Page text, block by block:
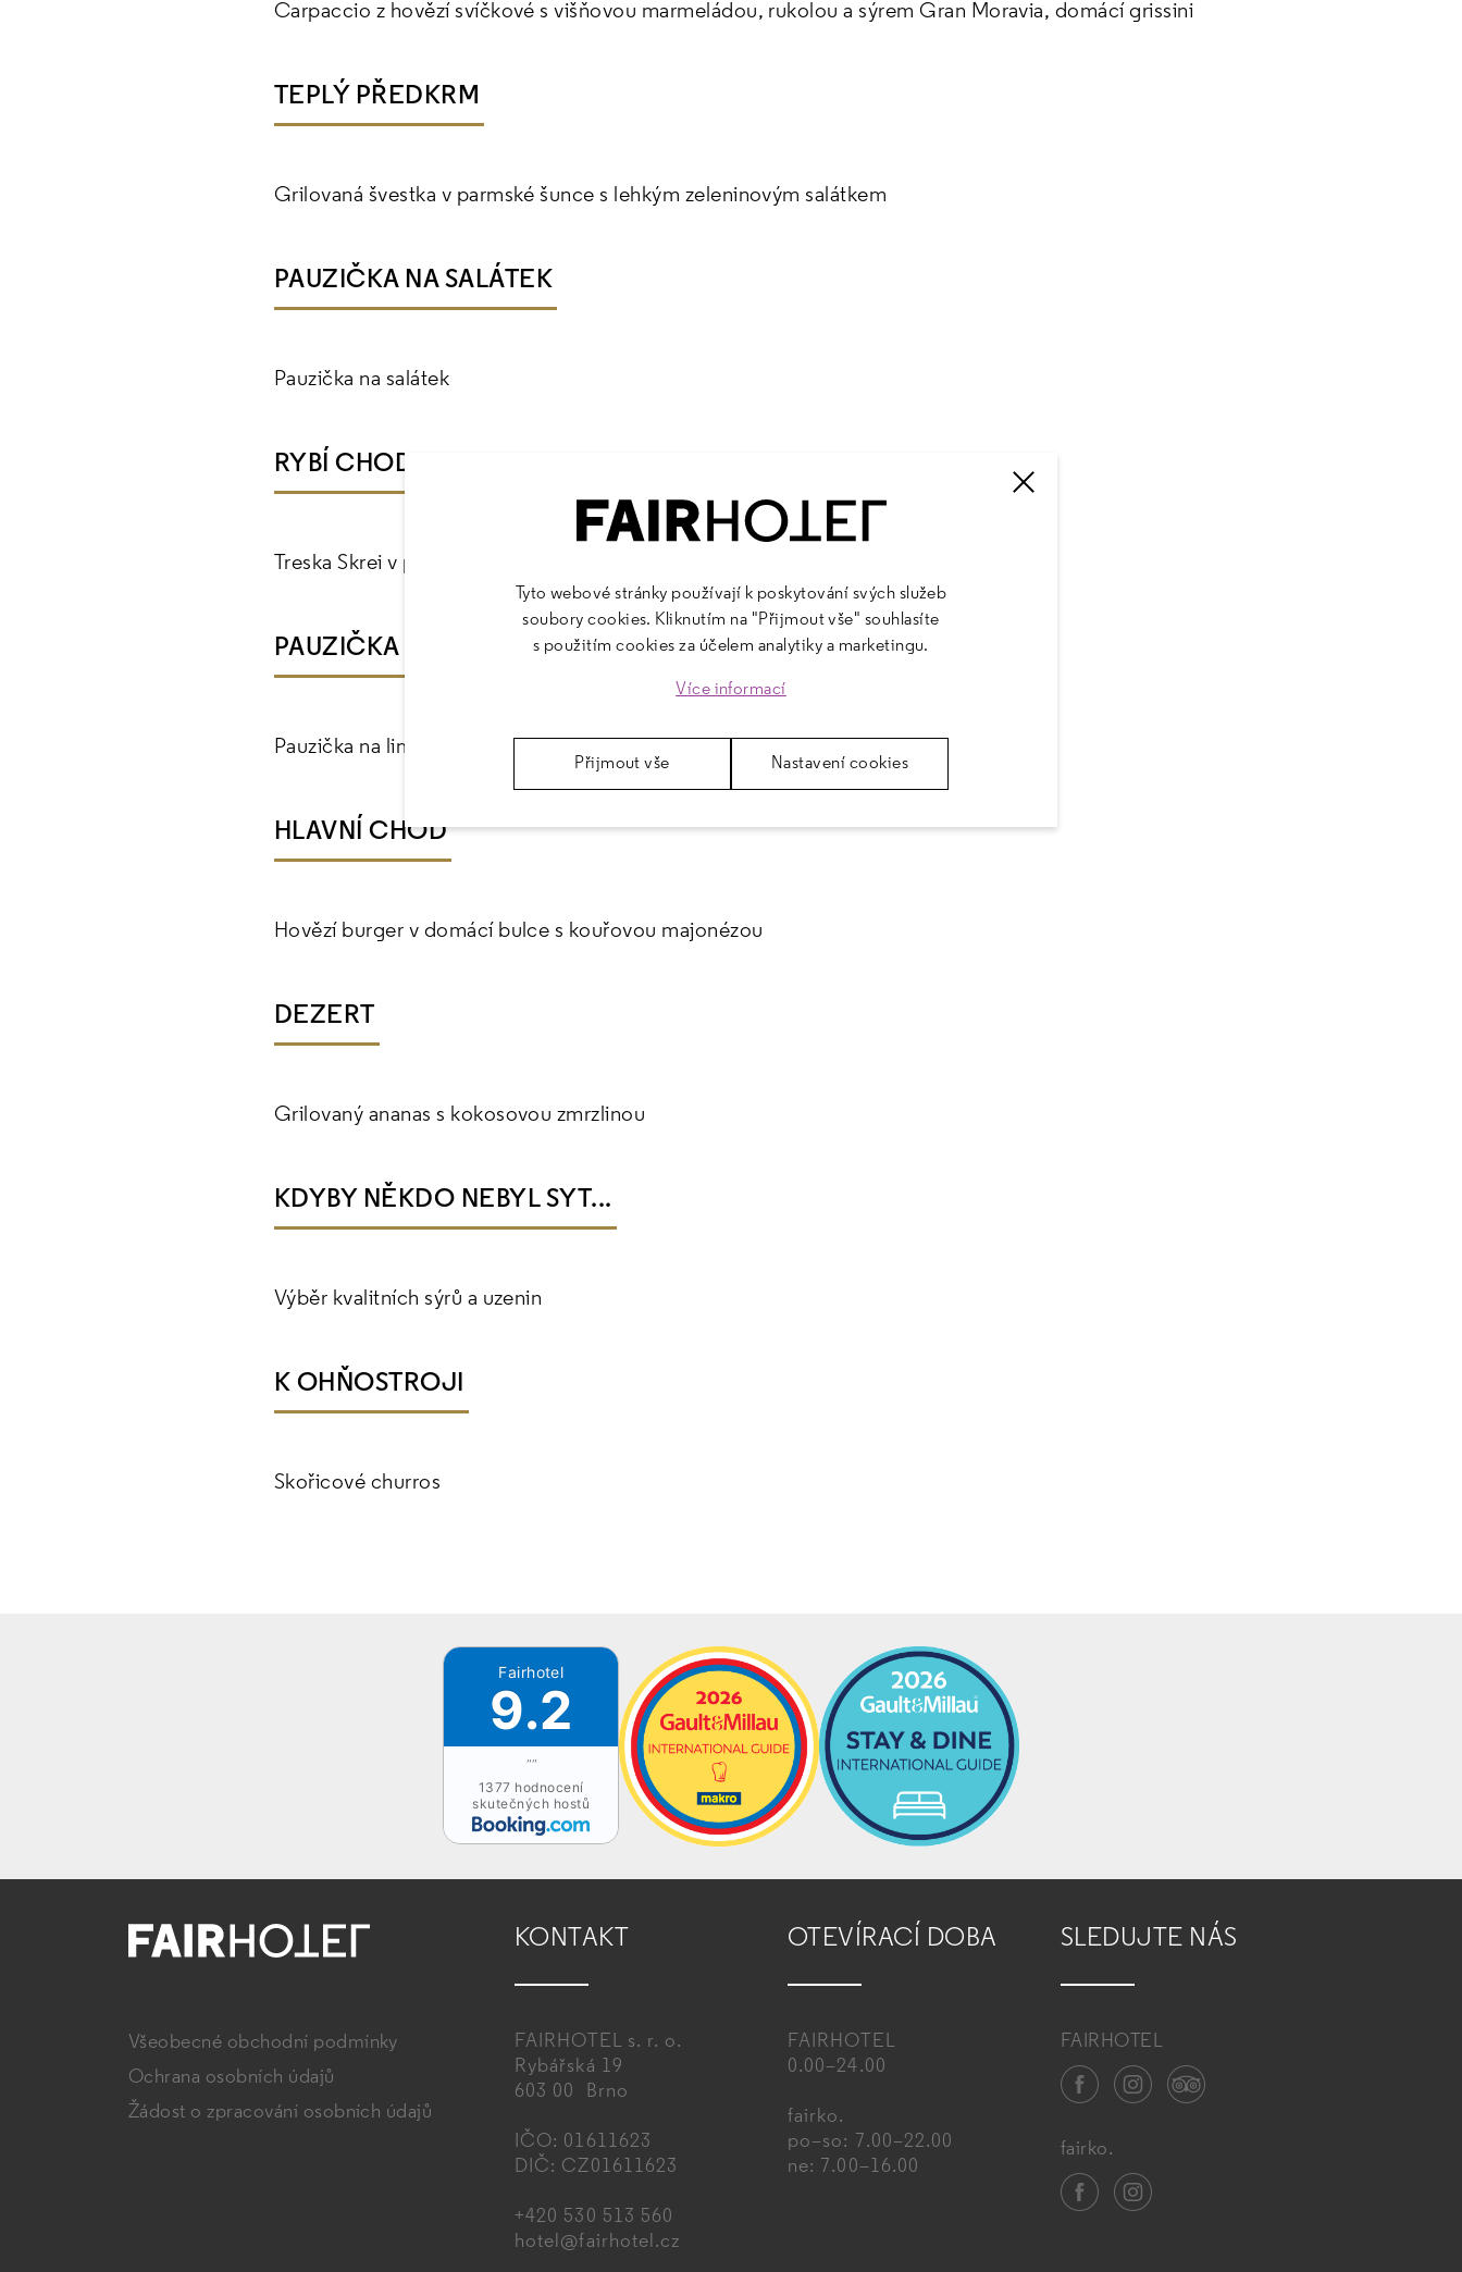
Carpaccio z hovězí svíčkové s višňovou marmeládou, rukolou a sýrem Gran Moravia, domácí grissini
TEPLÝ PŘEDKRM
Grilovaná švestka v parmské šunce s lehkým zeleninovým salátkem
PAUZIČKA NA SALÁTEK
Pauzička na salátek
RYBÍ CHOD
Treska Skrei v papilotě se zeleninou a čerstvými bylinkami
PAUZIČKA NA LIMOŠKU
Pauzička na limču
HLAVNÍ CHOD
Hovězí burger v domácí bulce s kouřovou majonézou
DEZERT
Grilovaný ananas s kokosovou zmrzlinou
KDYBY NĚKDO NEBYL SYT...
Výběr kvalitních sýrů a uzenin
K OHŇOSTROJI
Skořicové churros
Fairhotel
9.2
""
1377 hodnocení
skutečných hostů
Všeobecné obchodní podmínky
Ochrana osobních údajů
Žádost o zpracování osobních údajů
KONTAKT
FAIRHOTEL s. r. o.
Rybářská 19
603 00 Brno
IČO: 01611623
DIČ: CZ01611623
+420 530 513 560
hotel@fairhotel.cz
OTEVÍRACÍ DOBA
FAIRHOTEL
0.00–24.00
fairko.
po–so: 7.00–22.00
ne: 7.00–16.00
SLEDUJTE NÁS
FAIRHOTEL
fairko.
Tyto webové stránky používají k poskytování svých služeb
soubory cookies. Kliknutím na "Přijmout vše" souhlasíte
s použitím cookies za účelem analytiky a marketingu.
Více informací
Přijmout vše Nastavení cookies